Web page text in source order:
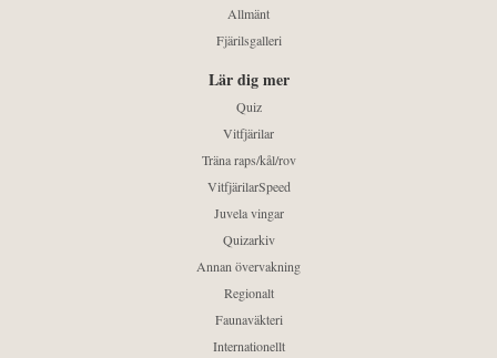
Allmänt
Fjärilsgalleri
Lär dig mer
Quiz
Vitfjärilar
Träna raps/kål/rov
VitfjärilarSpeed
Juvela vingar
Quizarkiv
Annan övervakning
Regionalt
Faunaväkteri
Internationellt